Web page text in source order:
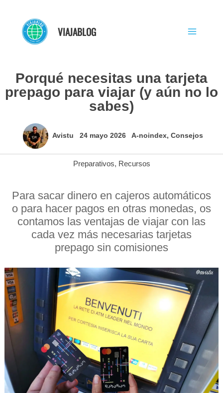
contenido
VIAJABLOG
Porqué necesitas una tarjeta
prepago para viajar (y aún no lo
sabes)
Avistu 24 mayo 2026 A-noindex, Consejos
Preparativos, Recursos
Para sacar dinero en cajeros automáticos
o para hacer pagos en otras monedas, os
contamos las ventajas de viajar con las
cada vez más necesarias tarjetas
prepago sin comisiones